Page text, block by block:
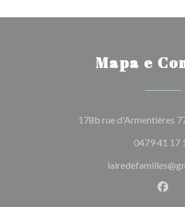
Mapa e
178b rue d'Armentières
0479 41 17